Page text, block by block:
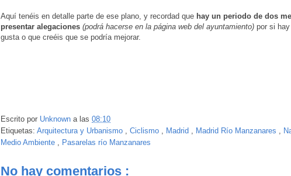
Aquí tenéis en detalle parte de ese plano, y recordad que hay un periodo de dos
presentar alegaciones (podrá hacerse en la página web del ayuntamiento) por si
gusta o que creéis que se podría mejorar.
Escrito por Unknown a las 08:10
Etiquetas: Arquitectura y Urbanismo , Ciclismo , Madrid , Madrid Río Manzanares ,
Medio Ambiente , Pasarelas río Manzanares
No hay comentarios :